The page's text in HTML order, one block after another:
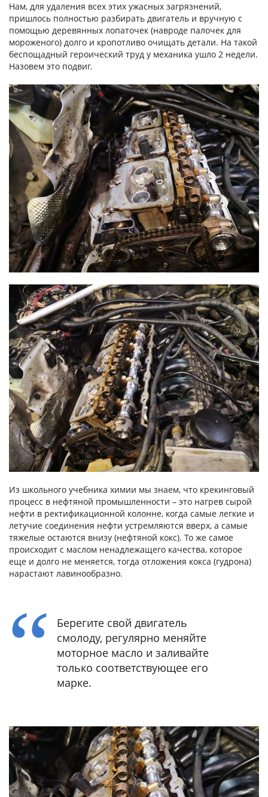
Нам, для удаления всех этих ужасных загрязнений,
пришлось полностью разбирать двигатель и вручную с
помощью деревянных лопаточек (навроде палочек для
мороженого) долго и кропотливо очищать детали. На такой
беспощадный героический труд у механика ушло 2 недели.
Назовем это подвиг.
Из школьного учебника химии мы знаем, что крекинговый
процесс в нефтяной промышленности – это нагрев сырой
нефти в ректификационной колонне, когда самые легкие и
летучие соединения нефти устремляются вверх, а самые
тяжелые остаются внизу (нефтяной кокс). То же самое
происходит с маслом ненадлежащего качества, которое
еще и долго не меняется, тогда отложения кокса (гудрона)
нарастают лавинообразно.
Берегите свой двигатель
смолоду, регулярно меняйте
моторное масло и заливайте
только соответствующее его
марке.